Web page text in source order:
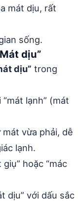
mát dịu, rất
sống.
dịu”
dịu” trong
“mát lạnh” (mát
mát vừa phải, dễ
lạnh.
hoặc “mác
dịu” với dấu sắc